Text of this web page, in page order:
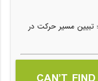
تبیین مسیر حرکت در